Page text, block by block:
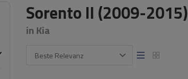
Sorento II (2009-2015)
in Kia
Beste Relevanz